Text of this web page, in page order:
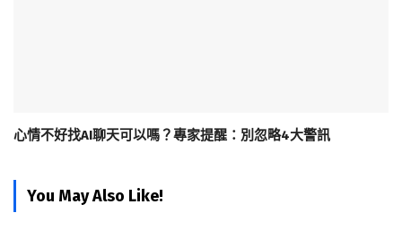
心情不好找AI聊天可以嗎？專家提醒：別忽略4大警訊
You May Also Like!